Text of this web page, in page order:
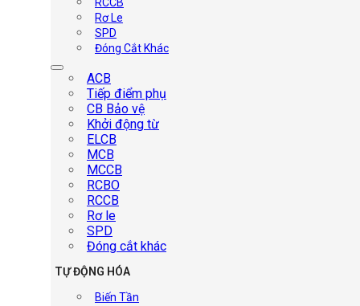
Rơ Le
SPD
Đóng Cắt Khác
ACB
Tiếp điểm phụ
CB Bảo vệ
Khởi động từ
ELCB
MCB
MCCB
RCBO
RCCB
Rơ le
SPD
Đóng cắt khác
TỰ ĐỘNG HÓA
Biến Tần